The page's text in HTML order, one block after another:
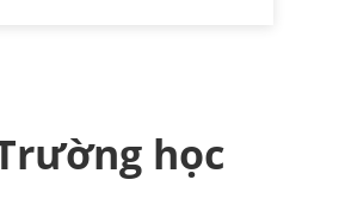
học